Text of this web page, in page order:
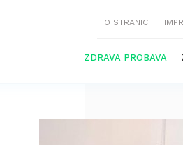
O STRANICI
ZDRAVA PROBAVA